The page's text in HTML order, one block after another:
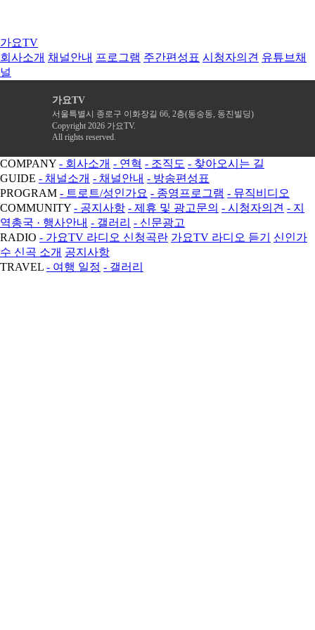
가요TV
회사소개 채널안내 프로그램 주간편성표 시청자의견 유튜브채
널
가요TV
서울특별시 종로구 이화장길 66, 2층(동숭동, 동진빌딩)
Copyright 2026 가요TV.
All rights reserved.
COMPANY - 회사소개 - 연혁 - 조직도 - 찾아오시는 길
GUIDE - 채널소개 - 채널안내 - 방송편성표
PROGRAM - 트로트/성인가요 - 종영프로그램 - 뮤직비디오
COMMUNITY - 공지사항 - 제휴 및 광고문의 - 시청자의견 - 지
역총국 · 행사안내 - 갤러리 - 신문광고
RADIO - 가요TV 라디오 신청곡란 가요TV 라디오 듣기
신인가
수 신곡 소개 공지사항
TRAVEL - 여행 일정 - 갤러리